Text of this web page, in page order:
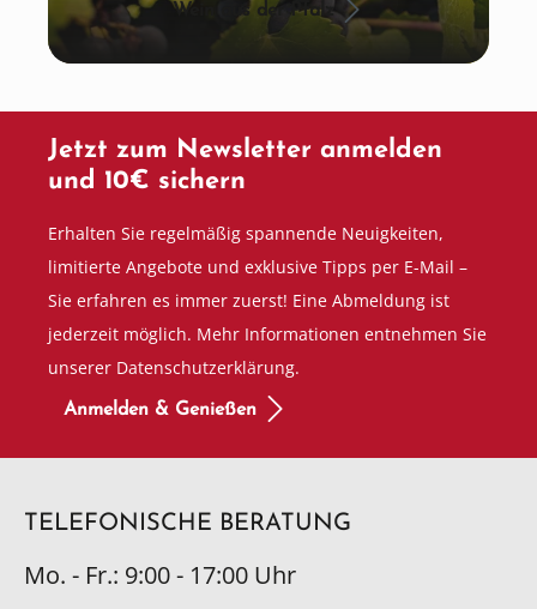
Wein aus der Pfalz
Jetzt zum Newsletter anmelden
und 10€ sichern
Erhalten Sie regelmäßig spannende Neuigkeiten,
limitierte Angebote und exklusive Tipps per E-Mail –
Sie erfahren es immer zuerst! Eine Abmeldung ist
jederzeit möglich. Mehr Informationen entnehmen Sie
unserer Datenschutzerklärung.
Anmelden & Genießen
TELEFONISCHE BERATUNG
Mo. - Fr.: 9:00 - 17:00 Uhr